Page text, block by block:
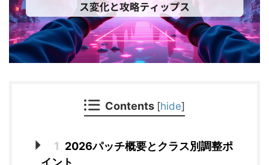
Contents [hide]
1 2026パッチ概要とクラス別調整ポ
イント